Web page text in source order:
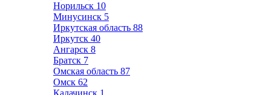
Норильск 10
Минусинск 5
Иркутская область 88
Иркутск 40
Ангарск 8
Братск 7
Омская область 87
Омск 62
Калачинск 1